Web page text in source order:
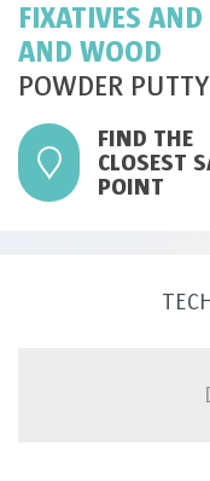
FIXATIVES
AND WOOD
POWDER PUTTY
FIND THE
CLOSEST
POINT